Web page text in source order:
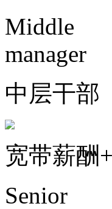
Middle
manager
中层干部
宽带薪酬
Senior